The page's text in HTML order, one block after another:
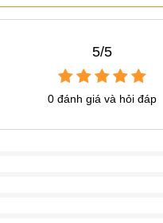
5/5
0 đánh giá và hỏi đáp